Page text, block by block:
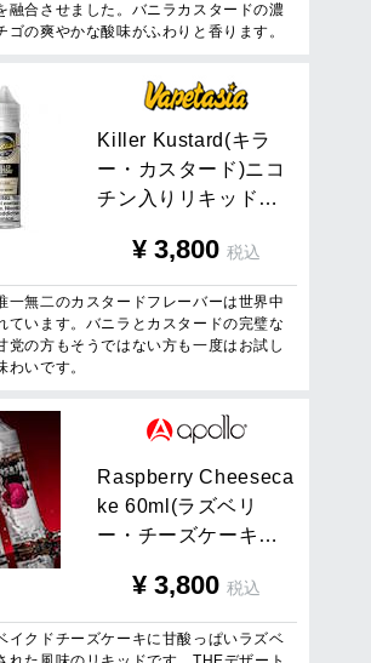
融合させました。バニラカスタードの濃
ゴの爽やかな酸味がふわりと香ります。
Ki er Kustard (キラ
ー ・ カ ス ター ド)ニ コ
チ ン 入 り リ キ ッ ド …
¥ 3,800 税込
一無二のカスタードフレーバーは世界中
ています。バニラとカスタードの完璧な
党の方もそうではない方も一度はお試し
わいです。
Raspberry C heeseca
ke 60m (ラ ズベ リ
ー ・ チー ズケーキ …
¥ 3,800 税込
イクドチーズケーキに甘酸っぱいラズベ